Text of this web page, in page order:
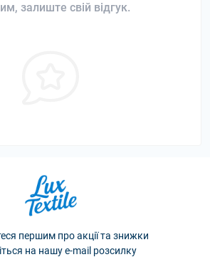
залиште свій відгук.
першим про акції та знижки
на нашу e-mail розсилку